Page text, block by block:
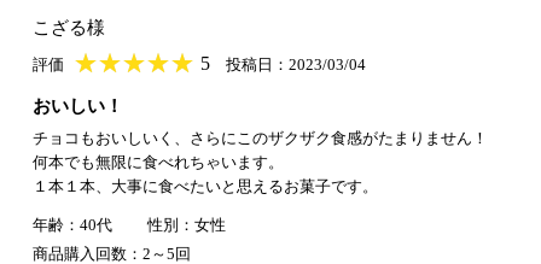
こざる様
評価 ★★★★★
★★★★★ 5 投稿日：2023/03/04
おいしい！
チョコもおいしいく、さらにこのザクザク食感がたまりません！
何本でも無限に食べれちゃいます。
１本１本、大事に食べたいと思えるお菓子です。
年齢：40代
性別：女性
商品購入回数：2～5回